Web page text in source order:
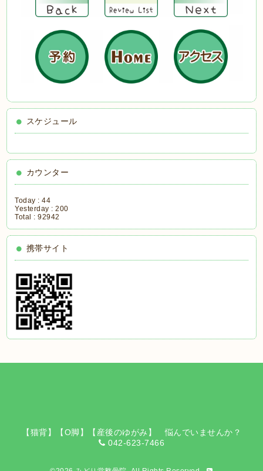
スケジュール
カウンター
Today :44
Yesterday :200
Total :92942
携帯サイト
【猫背】【O脚】【産後のゆがみ】 悩んでいませんか？
042-623-7466